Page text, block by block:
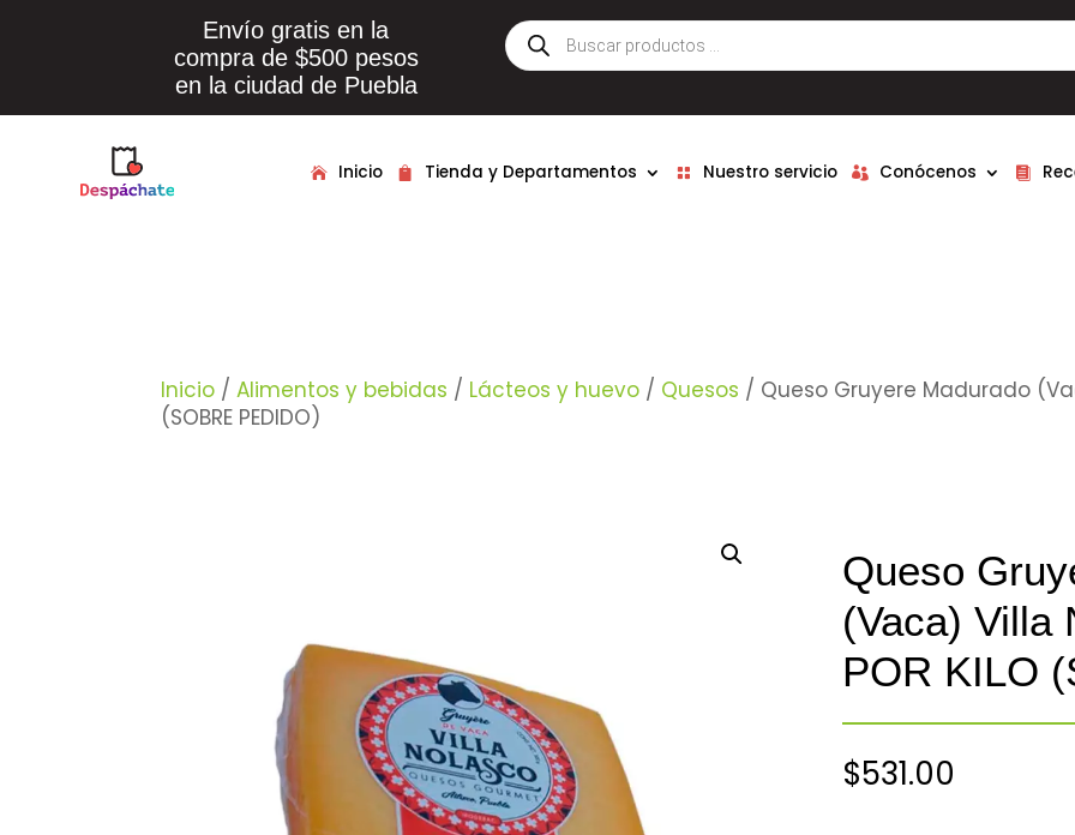
Envío gratis en la
compra de $500 pesos
en la ciudad de Puebla
Búsqueda
de
productos
Inicio Tienda y Departamentos Nuestro servicio Conócenos
Inicio /Alimentos y bebidas / Lácteos y huevo / Quesos / Queso Gruyere Madurado
(SOBRE PEDIDO)
Queso
(Vaca) Villa
POR KILO
$531.00